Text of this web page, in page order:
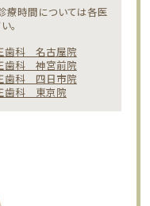
療時間については各医
。
歯科 名古屋院
歯科 神宮前院
歯科 四日市院
歯科 東京院